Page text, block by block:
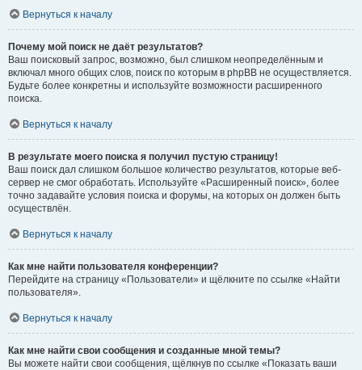
Вернуться к началу
Почему мой поиск не даёт результатов?
Ваш поисковый запрос, возможно, был слишком неопределённым и
включал много общих слов, поиск по которым в phpBB не осуществляется.
Будьте более конкретны и используйте возможности расширенного
поиска.
Вернуться к началу
В результате моего поиска я получил пустую страницу!
Ваш поиск дал слишком большое количество результатов, которые веб-
сервер не смог обработать. Используйте «Расширенный поиск», более
точно задавайте условия поиска и форумы, на которых он должен быть
осуществлён.
Вернуться к началу
Как мне найти пользователя конференции?
Перейдите на страницу «Пользователи» и щёлкните по ссылке «Найти
пользователя».
Вернуться к началу
Как мне найти свои сообщения и созданные мной темы?
Вы можете найти свои сообщения, щёлкнув по ссылке «Показать ваши